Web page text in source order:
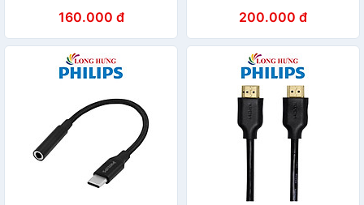
160.000 đ 200.000 đ